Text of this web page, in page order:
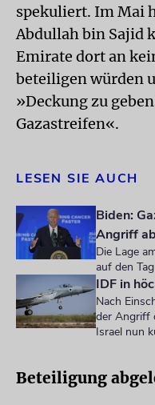
spekuliert. Im Mai
Abdullah bin Sajid
Emirate dort an
beteiligen würden
»Deckung zu
Gazastreifen«.
LESEN SIE AUCH
Biden:
Angriff
Die Lage
auf den Tag
IDF in
Nach
der Angriff
Israel nun
Beteiligung